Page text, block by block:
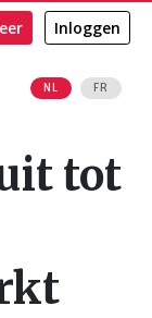
NL FR
Inloggen
tot